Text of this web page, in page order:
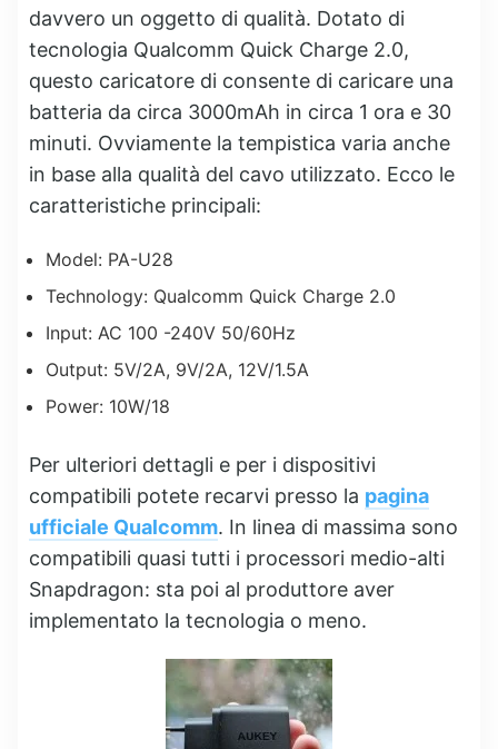
davvero un oggetto di qualità. Dotato di
tecnologia Qualcomm Quick Charge 2.0,
questo caricatore di consente di caricare una
batteria da circa 3000mAh in circa 1 ora e 30
minuti. Ovviamente la tempistica varia anche
in base alla qualità del cavo utilizzato. Ecco le
caratteristiche principali:
Model: PA-U28
Technology: Qualcomm Quick Charge 2.0
Input: AC 100 -240V 50/60Hz
Output: 5V/2A, 9V/2A, 12V/1.5A
Power: 10W/18
Per ulteriori dettagli e per i dispositivi
compatibili potete recarvi presso la pagina
ufficiale Qualcomm. In linea di massima sono
compatibili quasi tutti i processori medio-alti
Snapdragon: sta poi al produttore aver
implementato la tecnologia o meno.